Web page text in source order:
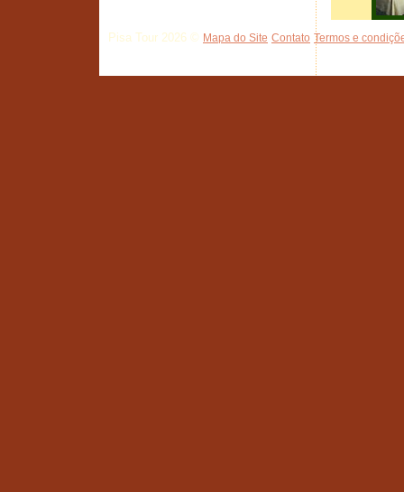
Pisa Tour 2026 © Mapa do Site Contato Termos e